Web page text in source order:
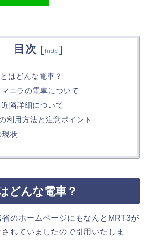
目次 [hide]
はどんな電車？
ニラの電車について
隣詳細について
利用方法と注意ポイント
現状
どんな電車？
のホームページにもなんと MRT3が
れていましたので引用いたしま